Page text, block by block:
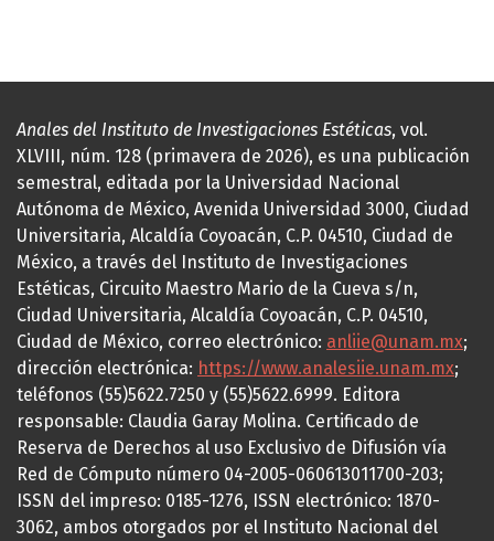
Anales del Instituto de Investigaciones Estéticas, vol.
XLVIII, núm. 128 (primavera de 2026), es una publicación
semestral, editada por la Universidad Nacional
Autónoma de México, Avenida Universidad 3000, Ciudad
Universitaria, Alcaldía Coyoacán, C.P. 04510, Ciudad de
México, a través del Instituto de Investigaciones
Estéticas, Circuito Maestro Mario de la Cueva s/n,
Ciudad Universitaria, Alcaldía Coyoacán, C.P. 04510,
Ciudad de México, correo electrónico: anliie@unam.mx;
dirección electrónica: https://www.analesiie.unam.mx;
teléfonos (55)5622.7250 y (55)5622.6999. Editora
responsable: Claudia Garay Molina. Certificado de
Reserva de Derechos al uso Exclusivo de Difusión vía
Red de Cómputo número 04-2005-060613011700-203;
ISSN del impreso: 0185-1276, ISSN electrónico: 1870-
3062, ambos otorgados por el Instituto Nacional del